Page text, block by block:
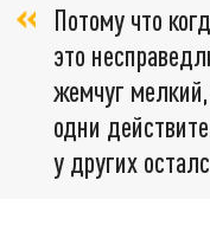
Потому что
это
жемчуг
одни
у других